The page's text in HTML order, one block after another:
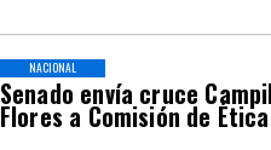
Senado envía cruce
Flores a Comisión de Ética
NACIONAL